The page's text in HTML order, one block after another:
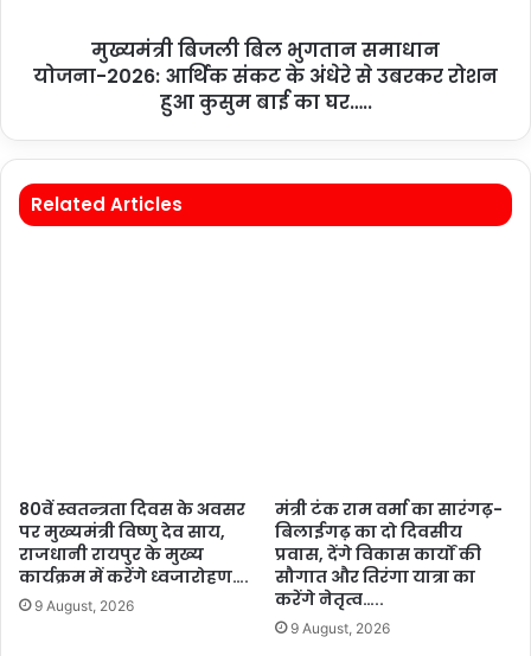
मुख्यमंत्री बिजली बिल भुगतान समाधान
योजना-2026: आर्थिक संकट के अंधेरे से उबरकर रोशन
हुआ कुसुम बाई का घर…..
Related Articles
80वें स्वतन्त्रता दिवस के अवसर
पर मुख्यमंत्री विष्णु देव साय,
राजधानी रायपुर के मुख्य
कार्यक्रम में करेंगे ध्वजारोहण….
9 August, 2026
मंत्री टंक राम वर्मा का सारंगढ़-
बिलाईगढ़ का दो दिवसीय
प्रवास, देंगे विकास कार्यों की
सौगात और तिरंगा यात्रा का
करेंगे नेतृत्व…..
9 August, 2026